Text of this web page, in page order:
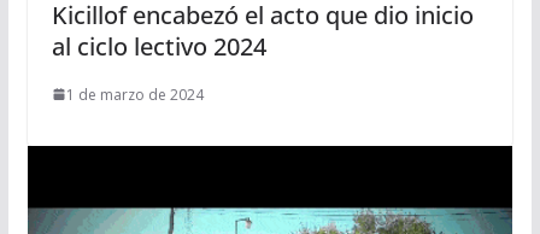
Kicillof encabezó el acto que dio inicio
al ciclo lectivo 2024
1 de marzo de 2024